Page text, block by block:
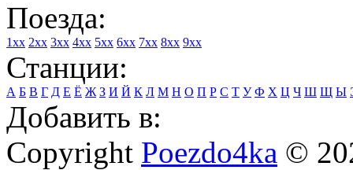
Поезда:
1xx 2xx 3xx 4xx 5xx 6xx 7xx 8xx 9xx
Станции:
А Б В Г Д Е Ё Ж З И Й К Л М Н О П Р С Т У Ф Х Ц Ч Ш Щ Ы
Добавить в:
Copyright Poezdo4ka ©